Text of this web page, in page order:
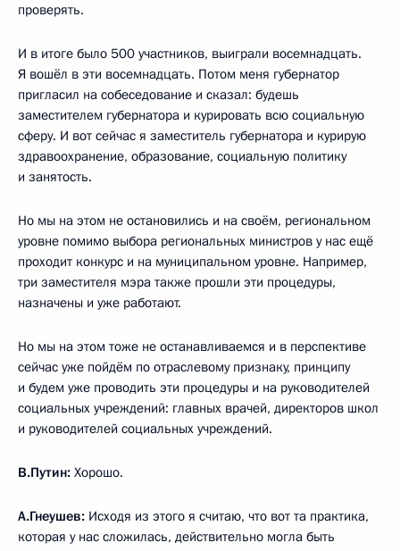
проверять.
И в итоге было 500 участников, выиграли восемнадцать.
Я вошёл в эти восемнадцать. Потом меня губернатор
пригласил на собеседование и сказал: будешь
заместителем губернатора и курировать всю социальную
сферу. И вот сейчас я заместитель губернатора и курирую
здравоохранение, образование, социальную политику
и занятость.
Но мы на этом не остановились и на своём, региональном
уровне помимо выбора региональных министров у нас ещё
проходит конкурс и на муниципальном уровне. Например,
три заместителя мэра также прошли эти процедуры,
назначены и уже работают.
Но мы на этом тоже не останавливаемся и в перспективе
сейчас уже пойдём по отраслевому признаку, принципу
и будем уже проводить эти процедуры и на руководителей
социальных учреждений: главных врачей, директоров школ
и руководителей социальных учреждений.
В.Путин: Хорошо.
А.Гнеушев: Исходя из этого я считаю, что вот та практика,
которая у нас сложилась, действительно могла быть